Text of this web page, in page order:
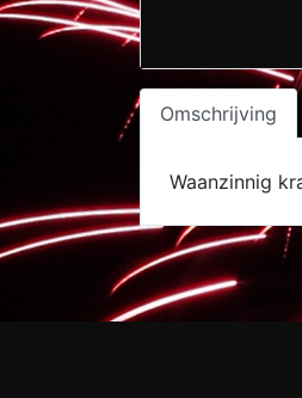
Omschrijving
Waanzinnig